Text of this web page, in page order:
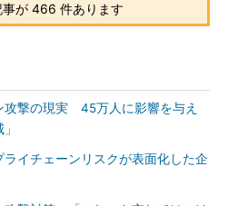
が 466 件あります
攻撃の現実 45万人に影響を与え
ライチェーンリスクが表面化した企